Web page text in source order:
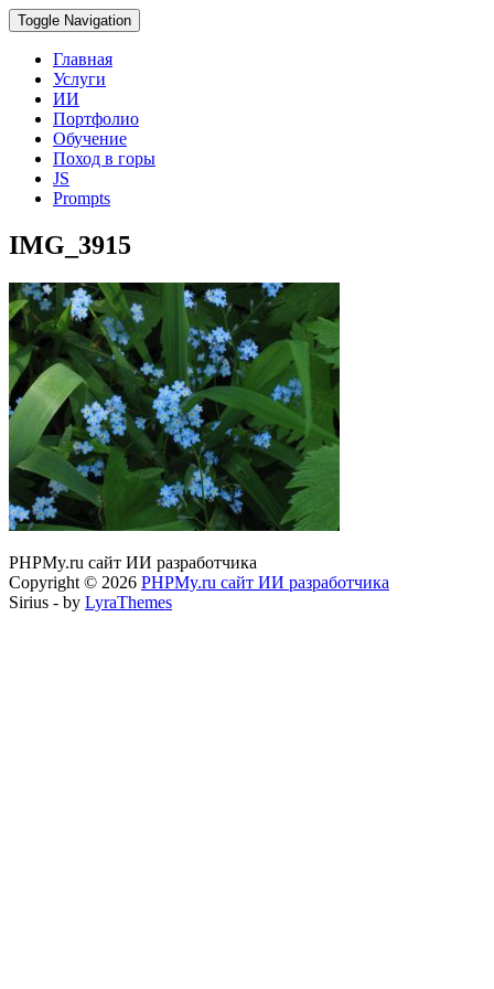
Toggle Navigation
Главная
Услуги
ИИ
Портфолио
Обучение
Поход в горы
JS
Prompts
IMG_3915
PHPMy.ru сайт ИИ разработчика
Copyright © 2026 PHPMy.ru сайт ИИ разработчика
Sirius - by LyraThemes